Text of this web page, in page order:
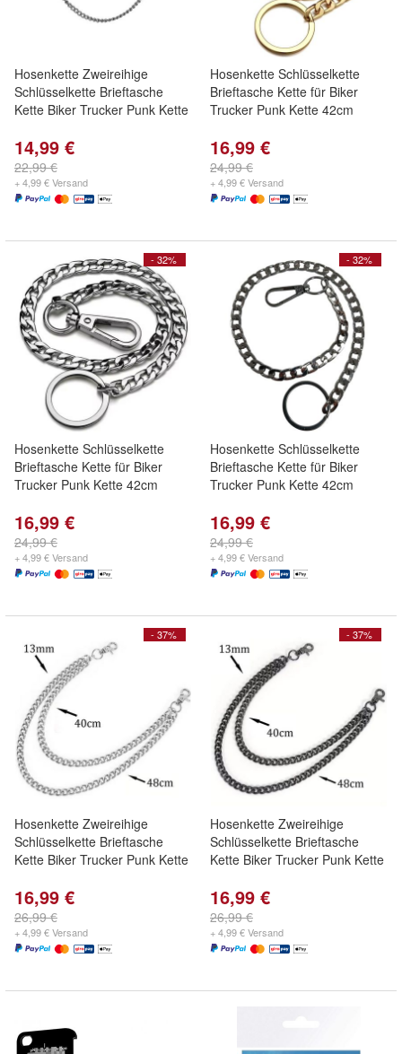
Hosenkette Zweireihige
Schlüsselkette Brieftasche
Kette Biker Trucker Punk Kette
14,99 €
22,99 €
+ 4,99 € Versand
Hosenkette Schlüsselkette
Brieftasche Kette für Biker
Trucker Punk Kette 42cm
16,99 €
24,99 €
+ 4,99 € Versand
- 32%
Hosenkette Schlüsselkette
Brieftasche Kette für Biker
Trucker Punk Kette 42cm
16,99 €
24,99 €
+ 4,99 € Versand
- 32%
Hosenkette Schlüsselkette
Brieftasche Kette für Biker
Trucker Punk Kette 42cm
16,99 €
24,99 €
+ 4,99 € Versand
- 37%
Hosenkette Zweireihige
Schlüsselkette Brieftasche
Kette Biker Trucker Punk Kette
16,99 €
26,99 €
+ 4,99 € Versand
- 37%
Hosenkette Zweireihige
Schlüsselkette Brieftasche
Kette Biker Trucker Punk Kette
16,99 €
26,99 €
+ 4,99 € Versand